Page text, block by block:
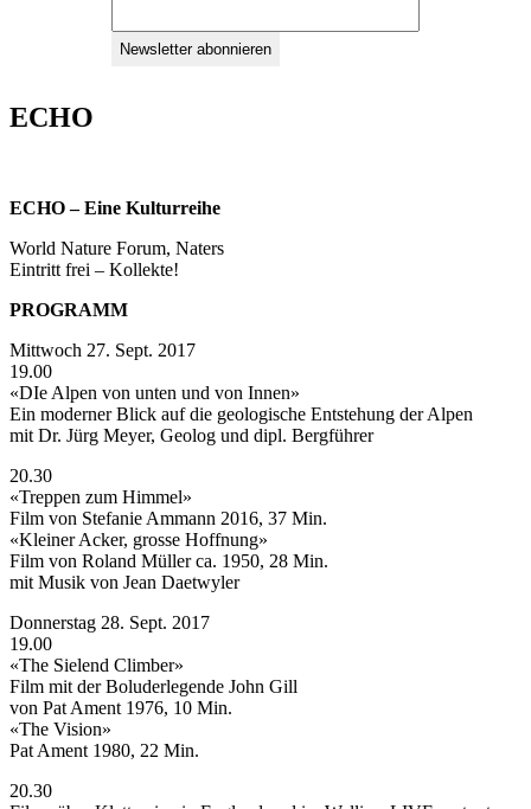
ECHO
ECHO – Eine Kulturreihe
World Nature Forum, Naters
Eintritt frei – Kollekte!
PROGRAMM
Mittwoch 27. Sept. 2017
19.00
«DIe Alpen von unten und von Innen»
Ein moderner Blick auf die geologische Entstehung der Alpen
mit Dr. Jürg Meyer, Geolog und dipl. Bergführer
20.30
«Treppen zum Himmel»
Film von Stefanie Ammann 2016, 37 Min.
«Kleiner Acker, grosse Hoffnung»
Film von Roland Müller ca. 1950, 28 Min.
mit Musik von Jean Daetwyler
Donnerstag 28. Sept. 2017
19.00
«The Sielend Climber»
Film mit der Boluderlegende John Gill
von Pat Ament 1976, 10 Min.
«The Vision»
Pat Ament 1980, 22 Min.
20.30